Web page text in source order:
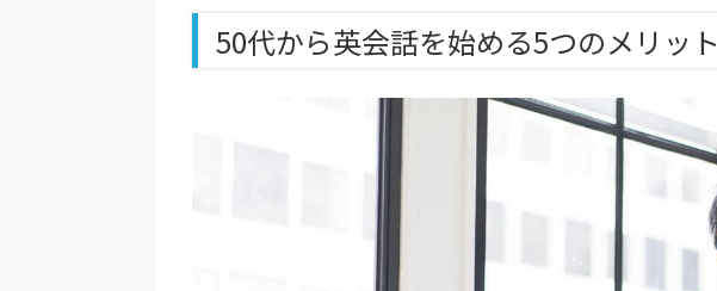
50代から英会話を始める5つのメリット